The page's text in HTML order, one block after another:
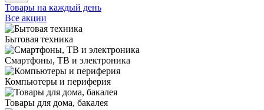
Товары на каждый день
Все акции
Бытовая техника
Смартфоны, ТВ и электроника
Компьютеры и периферия
Товары для дома, бакалея